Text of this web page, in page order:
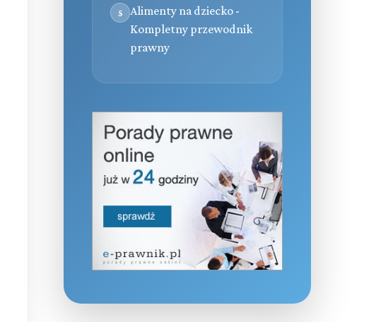
5
Alimenty na dziecko -
Kompletny przewodnik
prawny